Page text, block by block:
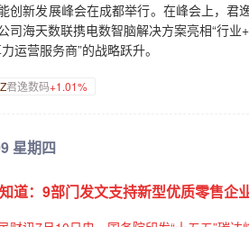
创新发展峰会在成都举行。在峰会上，君
司海天数联携电数智脑解决方案亮相“行
运营服务商”的战略跃升。
君逸数码+1.01%
星期四
道：9部门发文支持新型优质零售企